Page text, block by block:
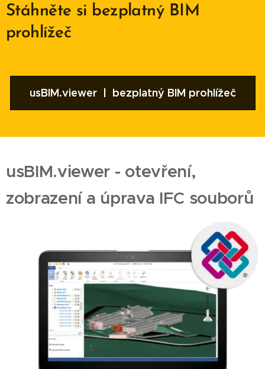
Stáhněte si bezplatný BIM
prohlížeč
usBIM.viewer | bezplatný BIM prohlížeč
usBIM.viewer - otevření,
zobrazení a úprava IFC souborů